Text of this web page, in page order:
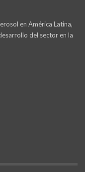
en América Latina,
del sector en la